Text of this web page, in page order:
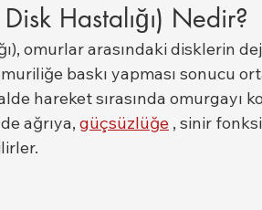
Hastalığı) Nedir?
omurlar arasındaki disklerin
baskı yapması sonucu
hareket sırasında omurgayı
ağrıya, güçsüzlüğe , sinir